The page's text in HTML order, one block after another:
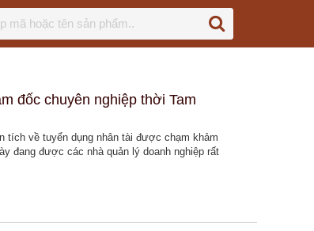
đốc chuyên nghiệp thời Tam
tích về tuyển dụng nhân tài được chạm khảm
đang được các nhà quản lý doanh nghiệp rất